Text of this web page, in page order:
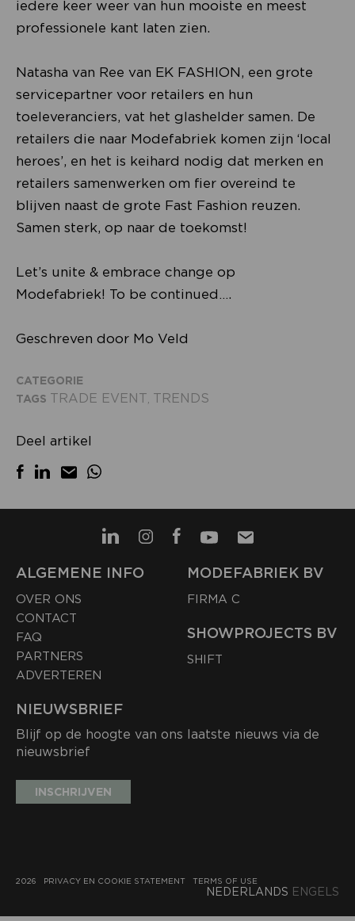
iedere keer weer van hun mooiste en meest
professionele kant laten zien.
Natasha van Ree van EK FASHION, een grote
servicepartner voor retailers en hun
toeleveranciers, vat het glashelder samen. De
retailers die naar Modefabriek komen zijn ‘local
heroes’, en het is keihard nodig dat merken en
retailers samenwerken om fier overeind te
blijven naast de grote Fast Fashion reuzen.
Samen sterk, op naar de toekomst!
Let’s unite & embrace change op
Modefabriek! To be continued….
Geschreven door Mo Veld
CATEGORIE
TAGS TRADE EVENT TRENDS
Deel artikel
ALGEMENE INFO
OVER ONS
CONTACT
FAQ
PARTNERS
ADVERTEREN
MODEFABRIEK BV
FIRMA C
SHOWPROJECTS BV
SHIFT
NIEUWSBRIEF
Blijf op de hoogte van ons laatste nieuws via de
nieuwsbrief
INSCHRIJVEN
2026 PRIVACY EN COOKIE STATEMENT TERMS OF USE
NEDERLANDS ENGELS